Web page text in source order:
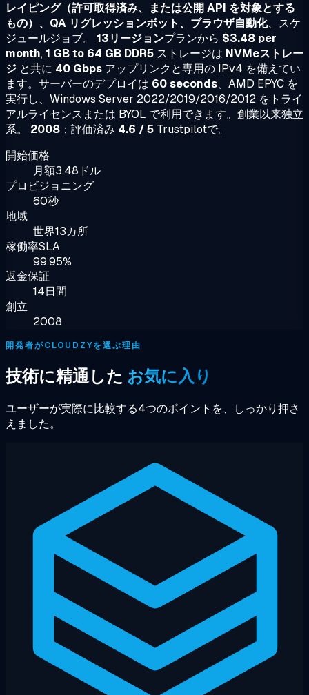
レイピング（許可取得済み、または公開 API を対象とする
もの）、QA リグレッションボット、ブラウザ自動化、スケ
ジュールジョブ。 13リージョンプランから $3.48 per
month,1 GB to 64 GB DDR5 ストレージは NVMeストレー
ジ と共に 40 Gbps アップリンクと専用の IPv4 を備えてい
ます。サーバーのデプロイは 60 seconds、AMD EPYC を
実行し、Windows Server 2022/2019/2016/2012 をトライ
アルライセンスまたは BYOL で利用できます。創業以来独立
系。 2008 ；評価済み 4.6 / 5 Trustpilotで。
開始価格
月額3.48ドル
プロビジョニング
60秒
地域
世界13カ所
稼働率SLA
99.95%
返金保証
14日間
創立
2008
開発者がCLOUDZYを選ぶ理由
技術に精通した お気に入り
ユーザーが実際に比較する4つのポイントを、しっかり押さ
えました。